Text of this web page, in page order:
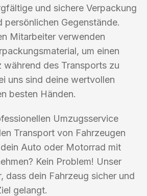
und sichere Verpackung
persönlichen Gegenstände.
Mitarbeiter verwenden
um einen
während des Transports zu
uns sind deine wertvollen
besten Händen.
Umzugsservice
Transport von Fahrzeugen
Auto oder Motorrad mit
Kein Problem! Unser
dass dein Fahrzeug sicher und
gelangt.